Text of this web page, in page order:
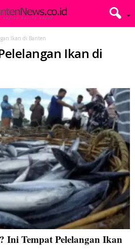
Ikan di Banten
Ikan di
Ini Tempat Pelelangan Ikan